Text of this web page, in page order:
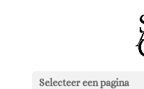
Selecteer een pagina